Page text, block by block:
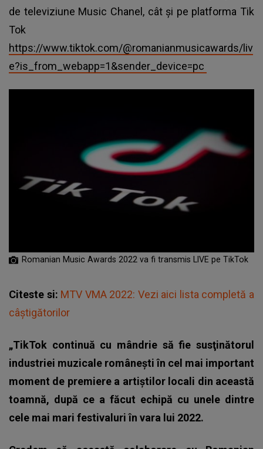
de televiziune Music Chanel, cât și pe platforma Tik
Tok
https://www.tiktok.com/@romanianmusicawards/liv
e?is_from_webapp=1&sender_device=pc
Romanian Music Awards 2022 va fi transmis LIVE pe TikTok
Citeste si: MTV VMA 2022: Vezi aici lista completă a
câștigătorilor
„TikTok continuă cu mândrie să fie susţinătorul
industriei muzicale româneşti în cel mai important
moment de premiere a artiştilor locali din această
toamnă, după ce a făcut echipă cu unele dintre
cele mai mari festivaluri în vara lui 2022.